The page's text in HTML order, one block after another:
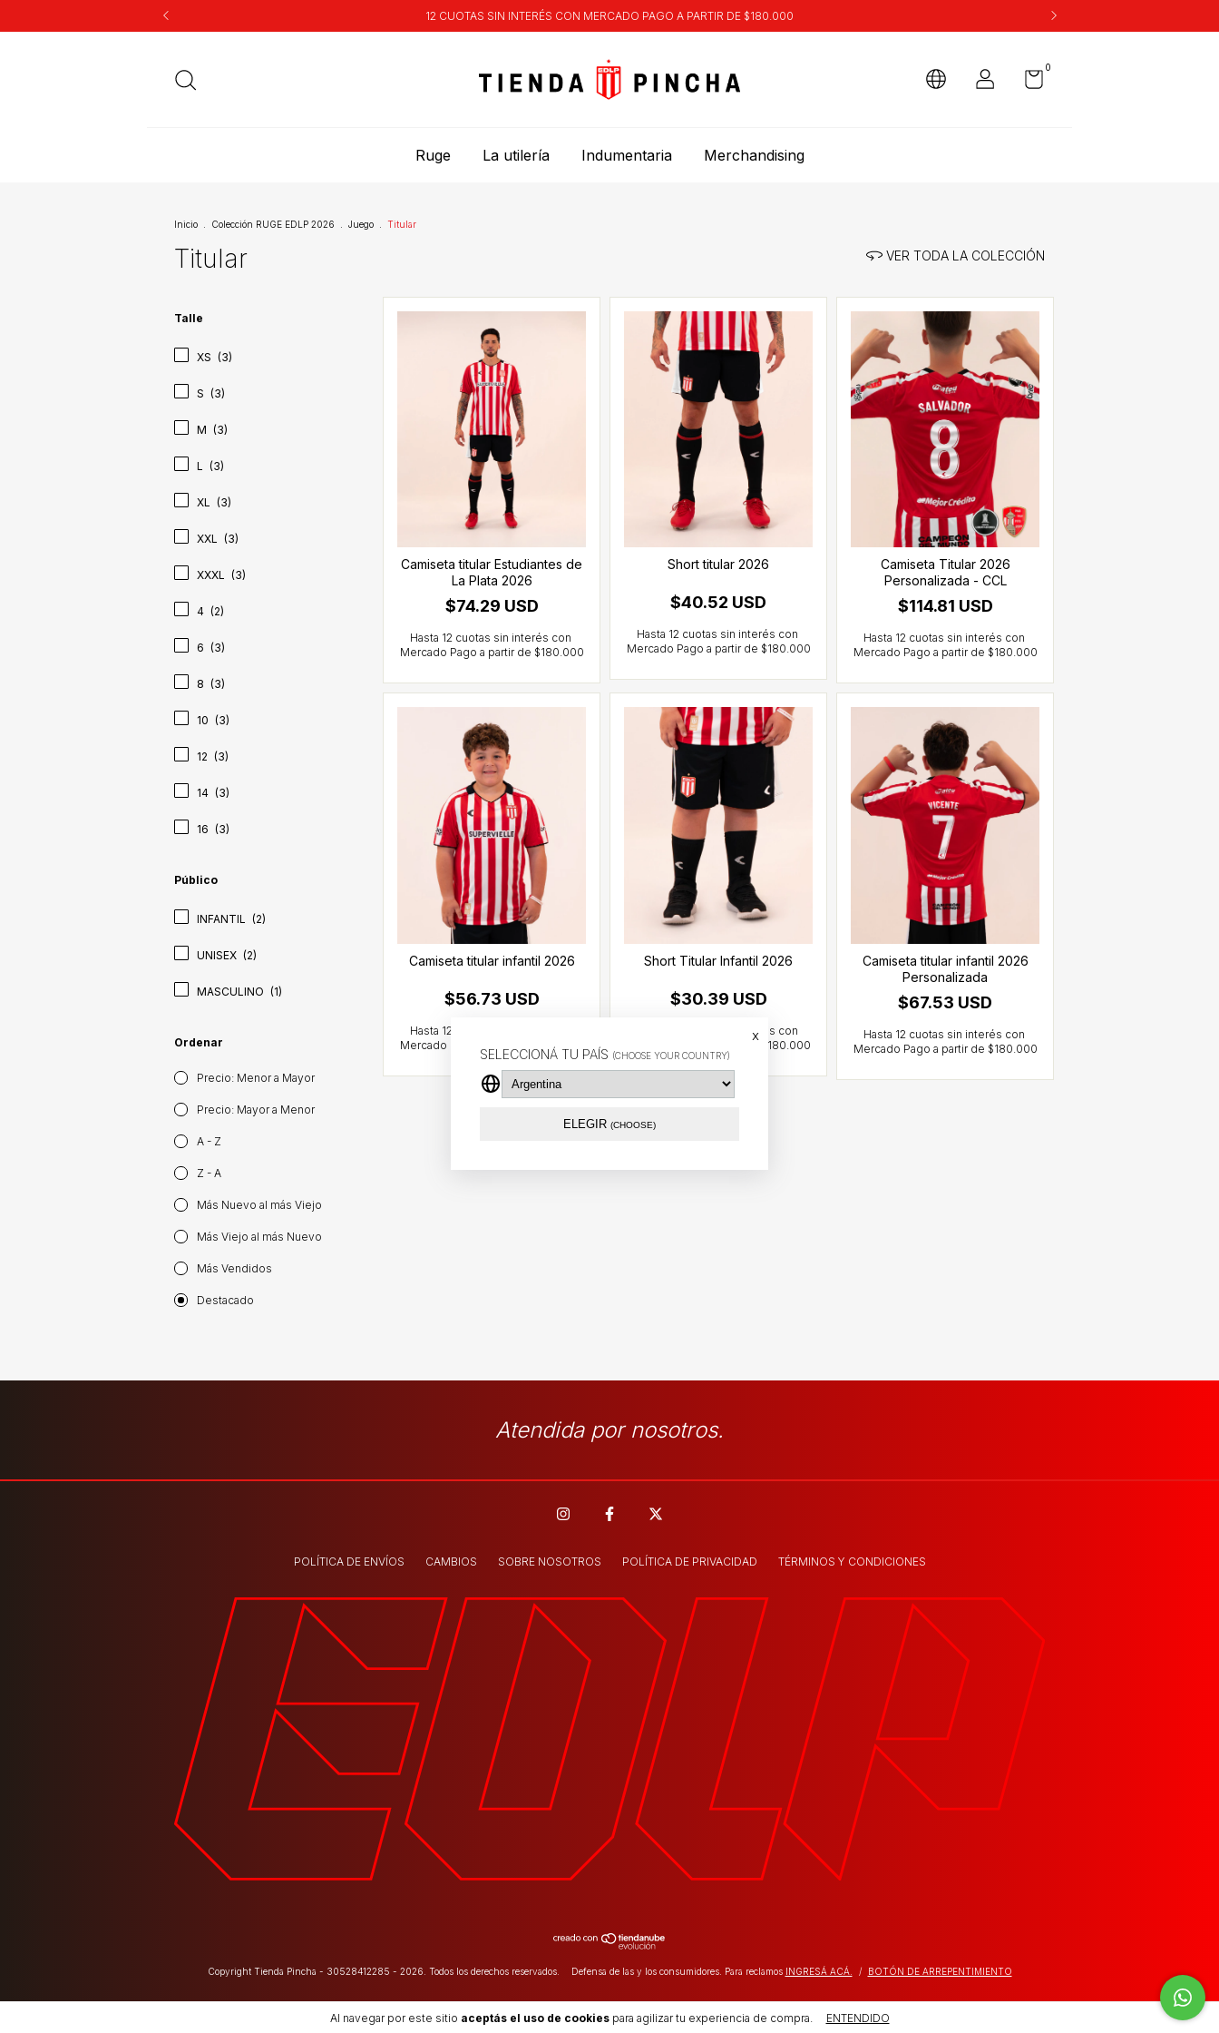
SELECCIONÁ TU PAÍS (CHOOSE YOUR COUNTRY)
x
ELEGIR (CHOOSE)
12 CUOTAS SIN INTERÉS CON MERCADO PAGO A PARTIR DE $180.000
0
Ruge La utilería Indumentaria Merchandising
Al navegar por este sitio aceptás el uso de cookiespara agilizar tu experiencia de compra. ENTENDIDO
Inicio Colección RUGE EDLP 2026 Juego Titular
Titular VER TODA LA COLECCIÓN
Talle
XS (3)
S (3)
M (3)
L (3)
XL (3)
XXL (3)
XXXL (3)
4 (2)
6 (3)
8 (3)
10 (3)
12 (3)
14 (3)
16 (3)
Público
INFANTIL (2)
UNISEX (2)
MASCULINO (1)
Ordenar
Precio: Menor a Mayor
Precio: Mayor a Menor
A - Z
Z - A
Más Nuevo al más Viejo
Más Viejo al más Nuevo
Más Vendidos
Destacado
Camiseta titular Estudiantes de
La Plata 2026
$74.29 USD
Short titular 2026
$40.52 USD
Camiseta Titular 2026
Personalizada - CCL
$114.81 USD
Camiseta titular infantil 2026
$56.73 USD
Short Titular Infantil 2026
$30.39 USD
Camiseta titular infantil 2026
Personalizada
$67.53 USD
Atendida por nosotros.
POLÍTICA DE ENVÍOS CAMBIOS SOBRE NOSOTROS POLÍTICA DE PRIVACIDAD TÉRMINOS Y CONDICIONES
Copyright Tienda Pincha - 30528412285 - 2026. Todos los derechos reservados. Defensa de las y los consumidores. Para reclamos INGRESÁ ACÁ. / BOTÓN DE ARREPENTIMIENTO